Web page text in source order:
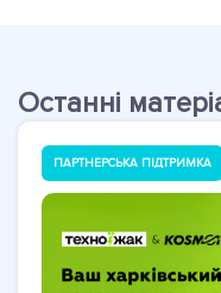
Останні
ПАРТНЕРСЬКА ПІДТРИМКА